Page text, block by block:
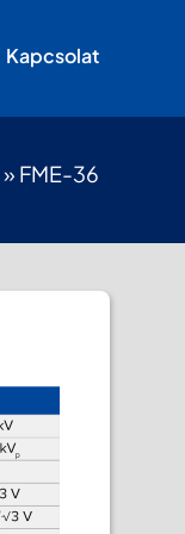
Kapcsolat
» FME-36